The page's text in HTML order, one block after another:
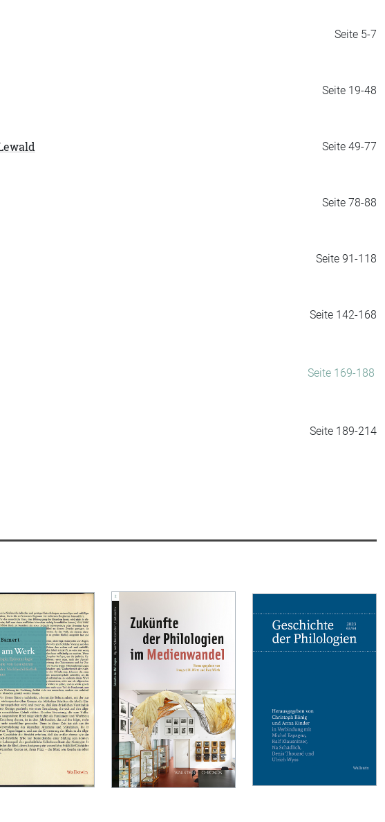
Seite 5-7
Seite 19-48
Seite 49-77
Seite 78-88
Seite 91-118
Seite 142-168
Seite 169-188
Seite 189-214